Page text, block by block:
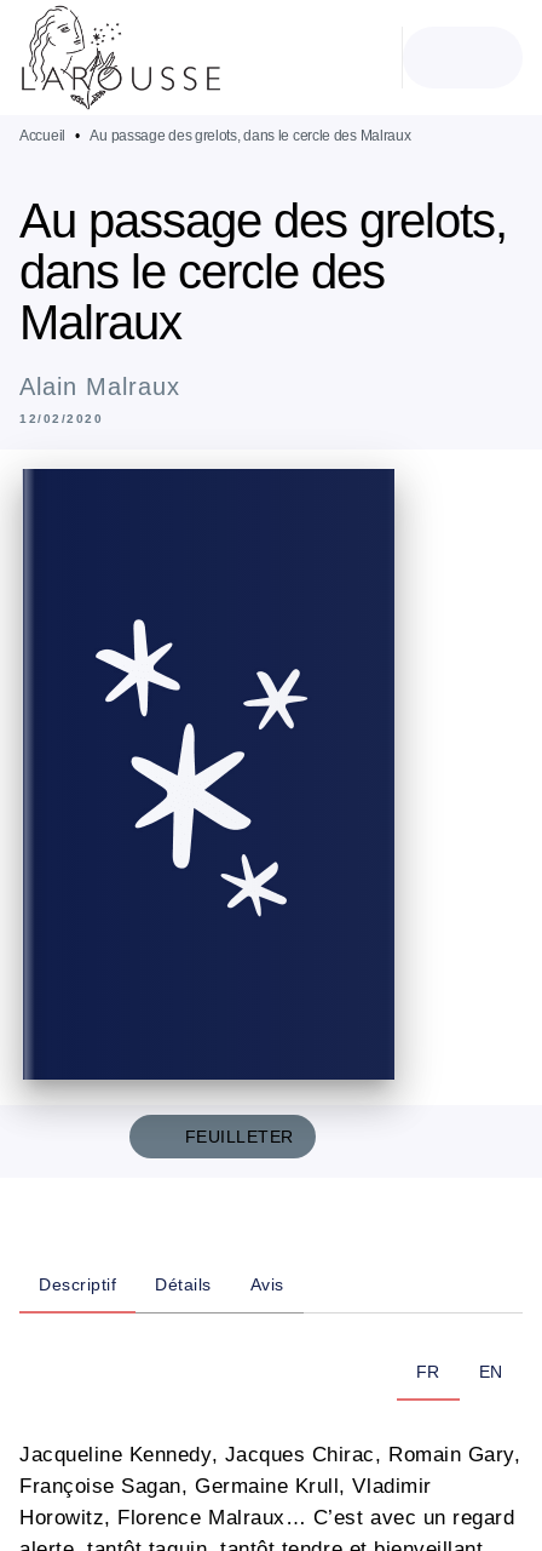
MENU
PIED DE PAGE
Accueil • Au passage des grelots, dans le cercle des Malraux
Au passage des grelots,
dans le cercle des
Malraux
Alain Malraux
12/02/2020
FEUILLETER
Descriptif Détails Avis
FR EN
Jacqueline Kennedy, Jacques Chirac, Romain Gary,
Françoise Sagan, Germaine Krull, Vladimir
Horowitz, Florence Malraux… C’est avec un regard